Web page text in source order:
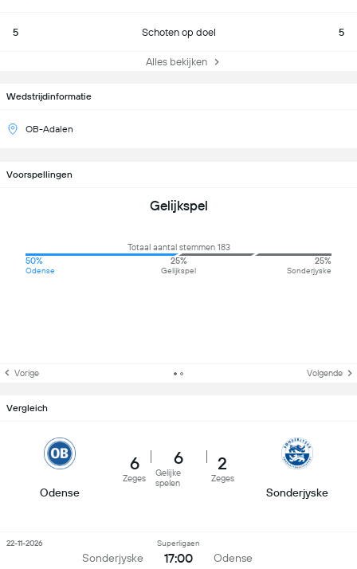
5 Schoten op doel 5
Alles bekijken
Wedstrijdinformatie
OB-Adalen
Voorspellingen
Gelijkspel
Totaal aantal stemmen 183
50%
Odense
25%
Gelijkspel
25%
Sonderjyske
Vorige Volgende
Vergleich
Odense
6
Zeges
6
Gelijke
spelen
2
Zeges
Sonderjyske
Sonderjyske
Superligaen
17:00 Odense
22-11-2026